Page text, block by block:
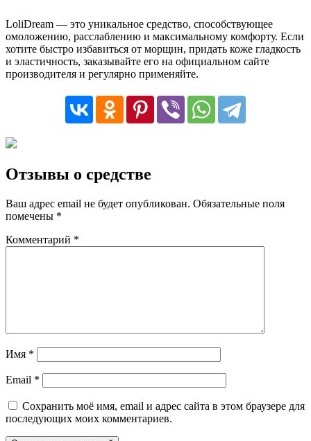
LoliDream — это уникальное средство, способствующее
омоложению, расслаблению и максимальному комфорту. Если
хотите быстро избавиться от морщин, придать коже гладкость
и эластичность, заказывайте его на официальном сайте
производителя и регулярно применяйте.
Отзывы о средстве
Ваш адрес email не будет опубликован. Обязательные поля
помечены *
Комментарий *
Имя *
Email *
Сохранить моё имя, email и адрес сайта в этом браузере для
последующих моих комментариев.